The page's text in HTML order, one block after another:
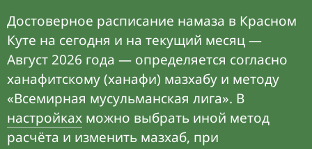
Достоверное расписание намаза в Красном
Куте на сегодня и на текущий месяц —
Август 2026 года — определяется согласно
ханафитскому (ханафи) мазхабу и методу
«Всемирная мусульманская лига». В
настройках можно выбрать иной метод
расчёта и изменить мазхаб, при